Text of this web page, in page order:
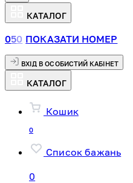
КАТАЛОГ
050 ПОКАЗАТИ НОМЕР
ВХІД В ОСОБИСТИЙ КАБІНЕТ
КАТАЛОГ
Кошик
0
Список бажань
0